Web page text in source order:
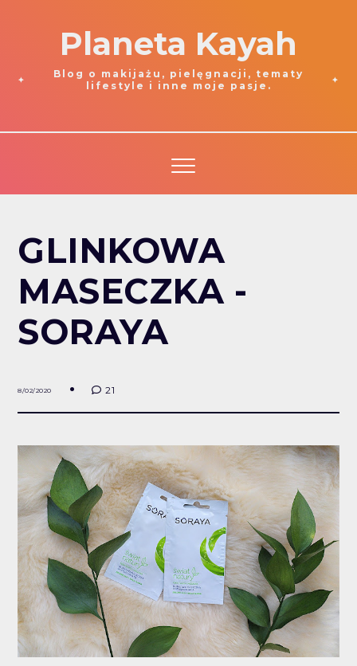
Planeta Kayah
Blog o makijażu, pielęgnacji, tematy
lifestyle i inne moje pasje.
GLINKOWA
MASECZKA -
SORAYA
8/02/2020 21